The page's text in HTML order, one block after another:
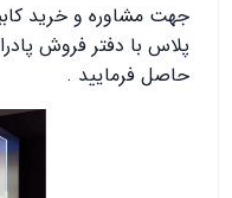
جهت مشاوره و خرید
حاصل فرمایید .